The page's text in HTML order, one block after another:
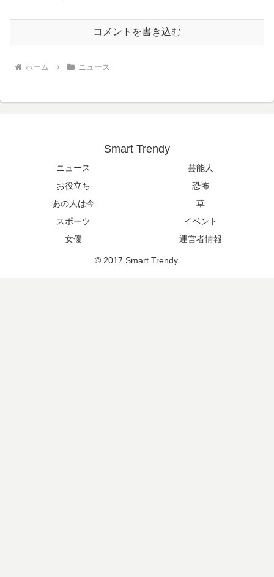
コメントを書き込む
ホーム ニュース
Smart Trendy
ニュース
芸能人
お役立ち
恐怖
あの人は今
草
スポーツ
イベント
女優
運営者情報
© 2017 Smart Trendy.